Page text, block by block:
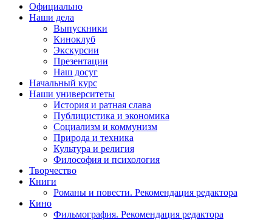
Официально
Наши дела
Выпускники
Киноклуб
Экскурсии
Презентации
Наш досуг
Начальный курс
Наши университеты
История и ратная слава
Публицистика и экономика
Социализм и коммунизм
Природа и техника
Культура и религия
Философия и психология
Творчество
Книги
Романы и повести. Рекомендация редактора
Кино
Фильмография. Рекомендация редактора